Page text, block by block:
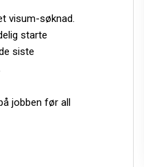
visum-søknad.
starte
siste
jobben før all